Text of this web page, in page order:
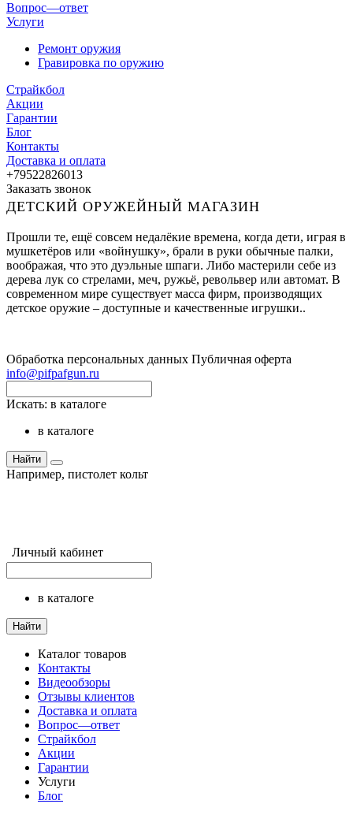
Вопрос—ответ
Услуги
Ремонт оружия
Гравировка по оружию
Страйкбол
Акции
Гарантии
Блог
Контакты
Доставка и оплата
+79522826013
Заказать звонок
ДЕТСКИЙ ОРУЖЕЙНЫЙ МАГАЗИН
Прошли те, ещё совсем недалёкие времена, когда дети, играя в
мушкетёров или «войнушку», брали в руки обычные палки,
воображая, что это дуэльные шпаги. Либо мастерили себе из
дерева лук со стрелами, меч, ружьё, револьвер или автомат. В
современном мире существует масса фирм, производящих
детское оружие – доступные и качественные игрушки..
Обработка персональных данных Публичная оферта
info@pifpafgun.ru
Искать: в каталоге
в каталоге
Найти
Например, пистолет кольт
Личный кабинет
в каталоге
Найти
Каталог товаров
Контакты
Видеообзоры
Отзывы клиентов
Доставка и оплата
Вопрос—ответ
Страйкбол
Акции
Гарантии
Услуги
Блог